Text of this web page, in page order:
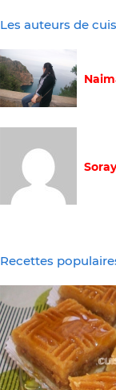
Les auteurs de
Recettes